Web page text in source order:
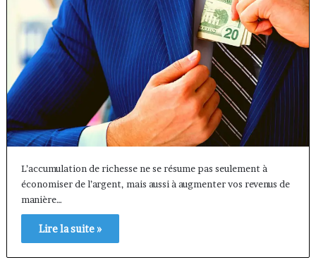
L’accumulation de richesse ne se résume pas seulement à
économiser de l’argent, mais aussi à augmenter vos revenus de
manière…
Lire la suite »